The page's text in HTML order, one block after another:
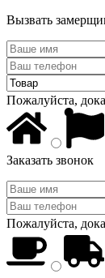
Вызвать
Пожалуйста,
Заказать звонок
Пожалуйста,